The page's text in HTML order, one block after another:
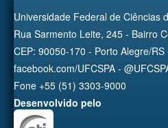
Universidade Federal de Ciências
Rua Sarmento Leite, 245 - Bairro
CEP: 90050-170 - Porto Alegre/RS
facebook.com/UFCSPA -
Fone +55 (51) 3303-9000
Desenvolvido pelo